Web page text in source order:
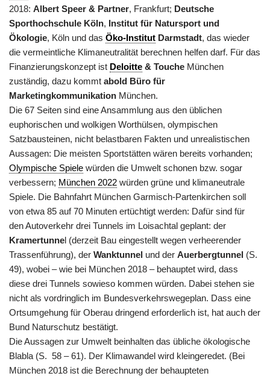
2018: Albert Speer & Partner, Frankfurt; Deutsche
Sporthochschule Köln, Institut für Natursport und
Ökologie, Köln und das Öko-Institut Darmstadt, das wieder
die vermeintliche Klimaneutralität berechnen helfen darf. Für das
Finanzierungskonzept ist Deloitte & Touche München
zuständig, dazu kommt abold Büro für
Marketingkommunikation München.
Die 67 Seiten sind eine Ansammlung aus den üblichen
euphorischen und wolkigen Worthülsen, olympischen
Satzbausteinen, nicht belastbaren Fakten und unrealistischen
Aussagen: Die meisten Sportstätten wären bereits vorhanden;
Olympische Spiele würden die Umwelt schonen bzw. sogar
verbessern; München 2022 würden grüne und klimaneutrale
Spiele. Die Bahnfahrt München Garmisch-Partenkirchen soll
von etwa 85 auf 70 Minuten ertüchtigt werden: Dafür sind für
den Autoverkehr drei Tunnels im Loisachtal geplant: der
Kramertunnel (derzeit Bau eingestellt wegen verheerender
Trassenführung), der Wanktunnel und der Auerbergtunnel (S.
49), wobei – wie bei München 2018 – behauptet wird, dass
diese drei Tunnels sowieso kommen würden. Dabei stehen sie
nicht als vordringlich im Bundesverkehrswegeplan. Dass eine
Ortsumgehung für Oberau dringend erforderlich ist, hat auch der
Bund Naturschutz bestätigt.
Die Aussagen zur Umwelt beinhalten das übliche ökologische
Blabla (S. 58 – 61). Der Klimawandel wird kleingeredet. (Bei
München 2018 ist die Berechnung der behaupteten